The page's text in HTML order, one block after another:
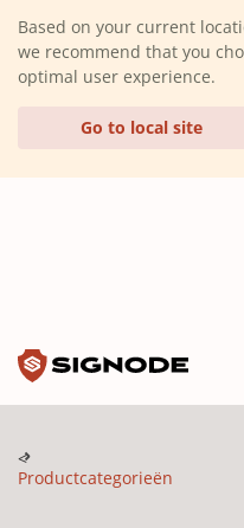
Based on your current
we recommend that you
optimal user experience.
Go to local site
Productcategorieën